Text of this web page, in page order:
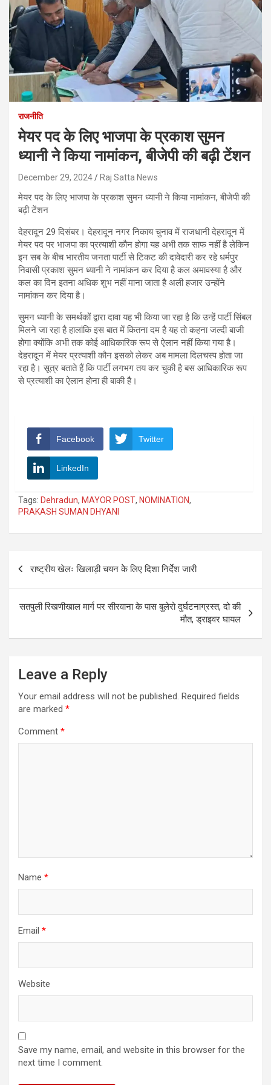
राजनीति
मेयर पद के लिए भाजपा के प्रकाश सुमन
ध्यानी ने किया नामांकन, बीजेपी की बढ़ी टेंशन
December 29, 2024 Raj Satta News
मेयर पद के लिए भाजपा के प्रकाश सुमन ध्यानी ने किया नामांकन, बीजेपी की
बढ़ी टेंशन
देहरादून 29 दिसंबर। देहरादून नगर निकाय चुनाव में राजधानी देहरादून में
मेयर पद पर भाजपा का प्रत्याशी कौन होगा यह अभी तक साफ नहीं है लेकिन
इन सब के बीच भारतीय जनता पार्टी से टिकट की दावेदारी कर रहे धर्मपुर
निवासी प्रकाश सुमन ध्यानी ने नामांकन कर दिया है कल अमावस्या है और
कल का दिन इतना अधिक शुभ नहीं माना जाता है अली हजार उन्होंने
नामांकन कर दिया है।
सुमन ध्यानी के समर्थकों द्वारा दावा यह भी किया जा रहा है कि उन्हें पार्टी सिंबल
मिलने जा रहा है हालांकि इस बात में कितना दम है यह तो कहना जल्दी बाजी
होगा क्योंकि अभी तक कोई आधिकारिक रूप से ऐलान नहीं किया गया है।
देहरादून में मेयर प्रत्याशी कौन इसको लेकर अब मामला दिलचस्प होता जा
रहा है। सूत्र बताते हैं कि पार्टी लगभग तय कर चुकी है बस आधिकारिक रूप
से प्रत्याशी का ऐलान होना ही बाकी है।
Facebook Twitter
LinkedIn
Tags: Dehradun, MAYOR POST, NOMINATION,
PRAKASH SUMAN DHYANI
navigation
राष्ट्रीय खेलः खिलाड़ी चयन केे लिए दिशा निर्देेश जारी
सतपुली रिखणीखाल मार्ग पर सीरवाना के पास बुलेरो दुर्घटनाग्रस्त, दो की
मौत, ड्राइवर घायल
Leave a Reply
Your email address will not be published. Required fields
are marked *
Comment *
Name *
Email *
Website
Save my name, email, and website in this browser for the
next time I comment.